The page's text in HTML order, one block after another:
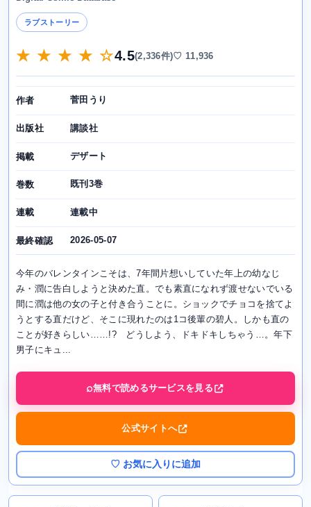
ラブストーリー
★ ★ ★ ★ ☆4.5(2,336件)♡ 11,936
作者 菅田うり
出版社 講談社
掲載 デザート
巻数 既刊3巻
連載 連載中
最終確認 2026-05-07
今年のバレンタインこそは、7年間片想いしていた年上の幼なじ
み・潤に告白しようと決めた直。でも素直になれず渡せないでいる
間に潤は他の女の子と付き合うことに。ショックでチョコを捨てよ
うとする直だけど、そこに現れたのは1コ後輩の碧人。しかも直の
ことが好きらしい……!? どうしよう、ドキドキしちゃう…。年下
男子にキュ...
無料で読めるサービスを見る
公式サイトへ
♡ お気に入りに追加